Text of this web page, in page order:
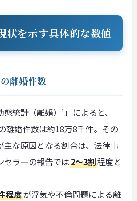
状を示す具体的な数値
離婚件数
統計（離婚）¹」によると、
離婚件数は約18万8千件。その
主な原因となる割合は、法律事
セラーの報告では2〜3割程度と
程度が浮気や不倫問題による離